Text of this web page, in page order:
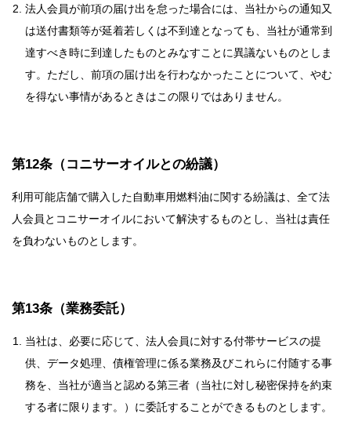
法人会員が前項の届け出を怠った場合には、当社からの通知又
は送付書類等が延着若しくは不到達となっても、当社が通常到
達すべき時に到達したものとみなすことに異議ないものとしま
す。ただし、前項の届け出を行わなかったことについて、やむ
を得ない事情があるときはこの限りではありません。
第12条（コニサーオイルとの紛議）
利用可能店舗で購入した自動車用燃料油に関する紛議は、全て法
人会員とコニサーオイルにおいて解決するものとし、当社は責任
を負わないものとします。
第13条（業務委託）
当社は、必要に応じて、法人会員に対する付帯サービスの提
供、データ処理、債権管理に係る業務及びこれらに付随する事
務を、当社が適当と認める第三者（当社に対し秘密保持を約束
する者に限ります。）に委託することができるものとします。